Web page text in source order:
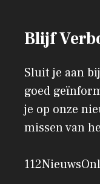
Blijf
Sluit je aan
goed
je op onze
missen van